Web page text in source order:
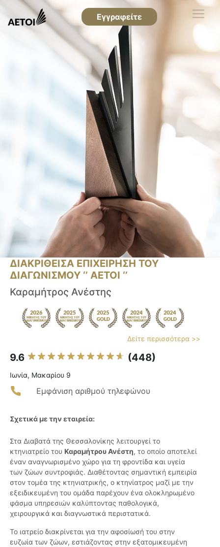
Εγγραφείτε
ΔΙΑΚΡΙΘΕΙΣΑ ΕΠΙΧΕΙΡΗΣΗ ΤΟΥ
ΔΙΑΓΩΝΙΣΜΟΥ ‘’ ΑΕΤΟΙ ‘’
Καραμήτρος Ανέστης
Δείτε περισσότερα >>
9.6 (448)
Ιωνία, Μακαρίου 9
Εμφάνιση αριθμού τηλεφώνου
Σχετικά με την εταιρεία:
Στα Διαβατά της Θεσσαλονίκης λειτουργεί το
κτηνιατρείο του Καραμήτρου Ανέστη, το οποίο αποτελεί
έναν αναγνωρισμένο χώρο για τη φροντίδα και υγεία
των ζώων συντροφιάς. Διαθέτοντας σημαντική εμπειρία
στον τομέα της κτηνιατρικής, ο κτηνίατρος μαζί με την
εξειδικευμένη του ομάδα παρέχουν ένα ολοκληρωμένο
φάσμα υπηρεσιών καλύπτοντας παθολογικά,
χειρουργικά και διαγνωστικά περιστατικά.
Το ιατρείο διακρίνεται για την αφοσίωσή του στην
ευζωία των ζώων, εστιάζοντας στην εξατομικευμένη